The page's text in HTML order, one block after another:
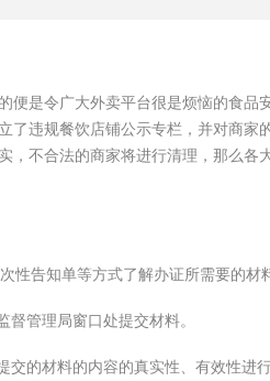
是令广大外卖平台很是烦恼的食品
了违规餐饮店铺公示专栏，并对商家
，不合法的商家将进行清理，那么各
告知单等方式了解办证所需要的材料
管理局窗口处提交材料。
的材料的内容的真实性、有效性进行